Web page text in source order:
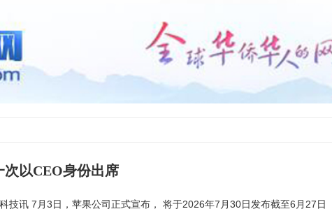
次以CEO身份出席
技讯 7月3日，苹果公司正式宣布， 将于2026年7月30日发布截至6月27日